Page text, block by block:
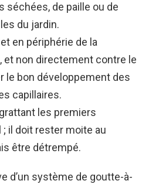
séchées, de paille ou de
du jardin.
en périphérie de la
et non directement contre le
le bon développement des
capillaires.
les premiers
il doit rester moite au
être détrempé.
d’un système de goutte-à-